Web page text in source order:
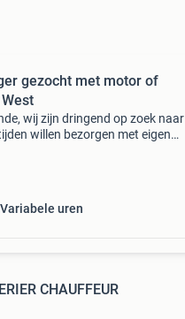
gezocht met motor of
wij zijn dringend op zoek naar
willen bezorgen met eigen
Variabele uren
CHAUFFEUR